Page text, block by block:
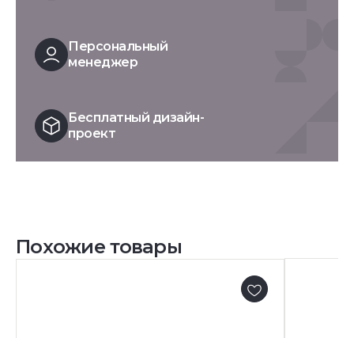
Персональный
менеджер
Бесплатный дизайн-
проект
Похожие товары